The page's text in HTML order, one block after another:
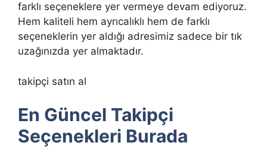
farklı seçeneklere yer vermeye devam ediyoruz.
Hem kaliteli hem ayrıcalıklı hem de farklı
seçeneklerin yer aldığı adresimiz sadece bir tık
uzağınızda yer almaktadır.
takipçi satın al
En Güncel Takipçi
Seçenekleri Burada